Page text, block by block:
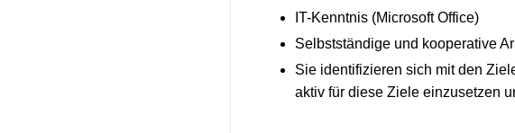
IT-Kenntnis (Microsoft Office)
Selbstständige und kooperative
Sie identifizieren sich mit den
aktiv für diese Ziele einzusetzen